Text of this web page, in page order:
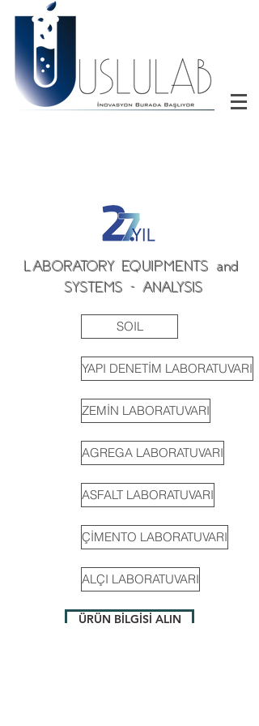
LABORATORY EQUIPMENTS and
SYSTEMS - ANALYSIS
SOIL
YAPI DENETİM LABORATUVARI
ZEMİN LABORATUVARI
AGREGA LABORATUVARI
ASFALT LABORATUVARI
ÇİMENTO LABORATUVARI
ALÇI LABORATUVARI
ÜRÜN BİLGİSİ ALIN